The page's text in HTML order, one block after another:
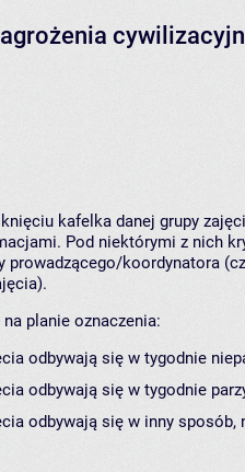
kafelka danej grupy
Pod niektórymi z nich
prowadzącego/koordynatora
na planie oznaczenia:
odbywają się w tygodnie
odbywają się w tygodnie
odbywają się w inny sposób,